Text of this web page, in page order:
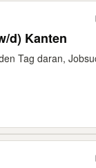
d) Kanten
Tag daran,